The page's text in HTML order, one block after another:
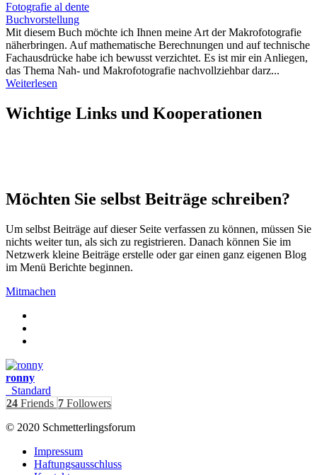
Fotografie al dente
Buchvorstellung
Mit diesem Buch möchte ich Ihnen meine Art der Makrofotografie
näherbringen. Auf mathematische Berechnungen und auf technische
Fachausdrücke habe ich bewusst verzichtet. Es ist mir ein Anliegen,
das Thema Nah- und Makrofotografie nachvollziehbar darz...
Weiterlesen
Wichtige Links und Kooperationen
Möchten Sie selbst Beiträge schreiben?
Um selbst Beiträge auf dieser Seite verfassen zu können, müssen Sie
nichts weiter tun, als sich zu registrieren. Danach können Sie im
Netzwerk kleine Beiträge erstelle oder gar einen ganz eigenen Blog
im Menü Berichte beginnen.
Mitmachen
ronny
Standard
24 Friends 7 Followers
© 2020 Schmetterlingsforum
Impressum
Haftungsausschluss